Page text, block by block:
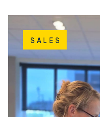
SALES